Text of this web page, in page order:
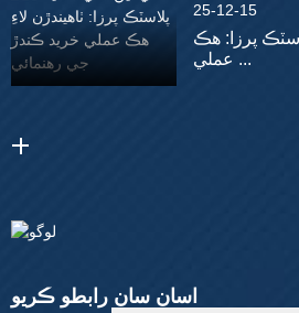
25-12-15
پرزا: هڪ
عملي ...
اسان سان رابطو ڪريو